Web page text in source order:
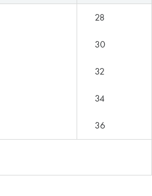
28
30
32
34
36
práva vyhrazena. Kopírování či
souhlasu provozovatele zakázáno.